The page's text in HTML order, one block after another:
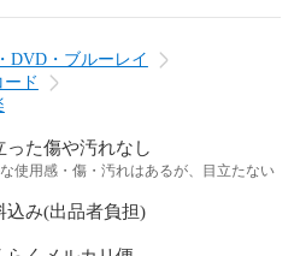
DVD・ブルーレイ
ード
った傷や汚れなし
使用感・傷・汚れはあるが、目立たない
込み(出品者負担)